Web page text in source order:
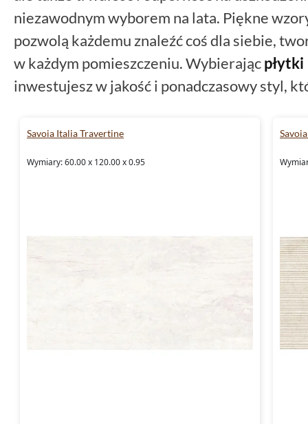
niezawodnym wyborem na lata. Piękne
pozwolą każdemu znaleźć coś dla siebie,
w każdym pomieszczeniu. Wybierając
inwestujesz w jakość i ponadczasowy styl,
Savoia Italia Travertine
Wymiary: 60.00 x 120.00 x 0.95